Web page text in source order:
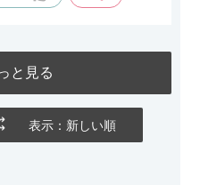
と見る
表示：新しい順